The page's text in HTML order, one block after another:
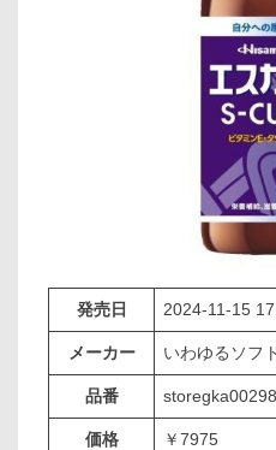
発売日 2024-11-15
メーカー いわゆるソフ
品番
価格 ￥7975